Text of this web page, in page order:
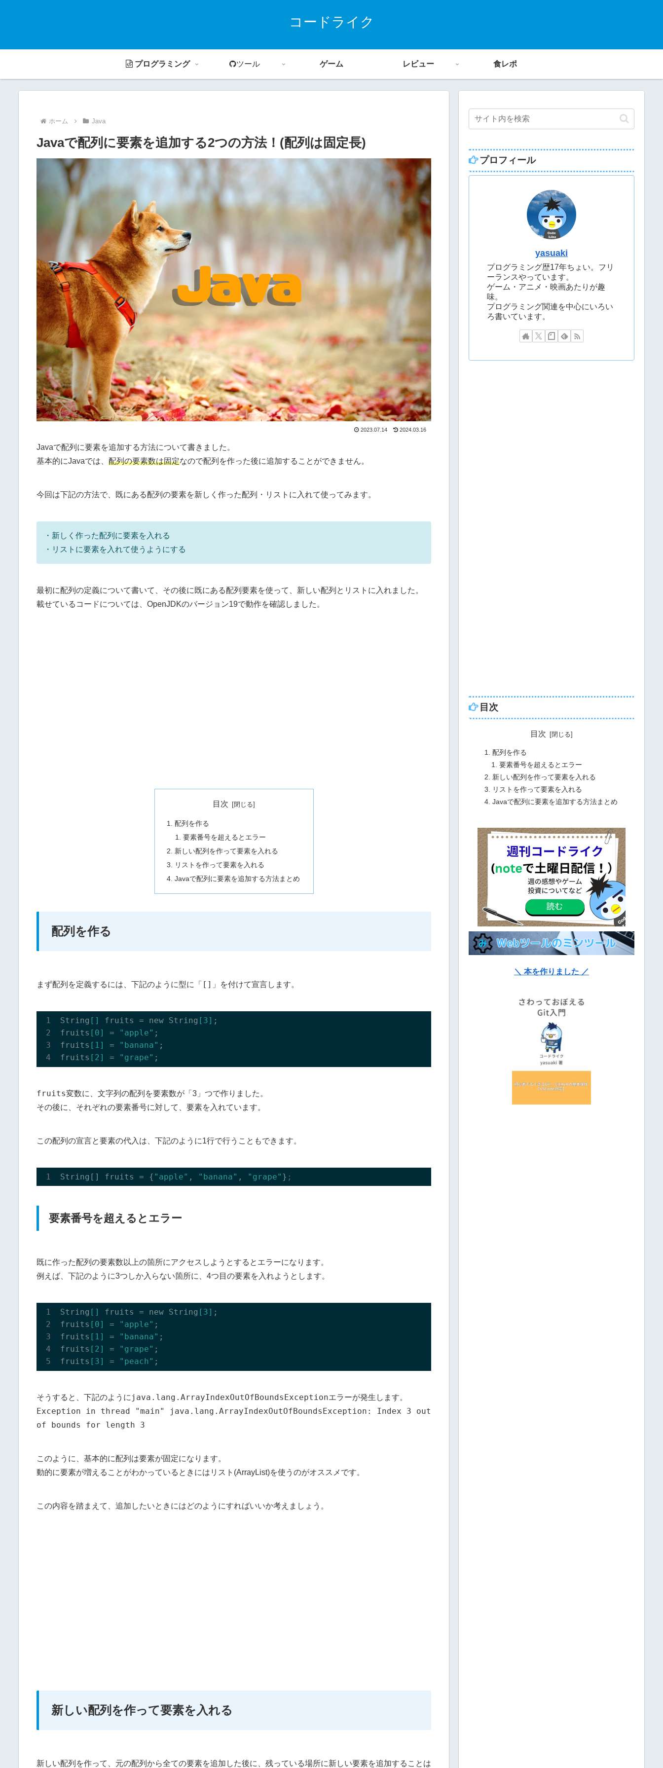
コードライク
プログラミング ツール ゲーム レビュー 食レポ
ホーム Java
Javaで配列に要素を追加する2つの方法！(配列は固定長)
2023.07.14 2024.03.16
Javaで配列に要素を追加する方法について書きました。
基本的にJavaでは、 配列の要素数は固定なので配列を作った後に追加することができません。
今回は下記の方法で、既にある配列の要素を新しく作った配列・リストに入れて使ってみます。
・新しく作った配列に要素を入れる
・リストに要素を入れて使うようにする
最初に配列の定義について書いて、その後に既にある配列要素を使って、新しい配列とリストに入れました。
載せているコードについては、OpenJDKのバージョン19で動作を確認しました。
目次
配列を作る
要素番号を超えるとエラー
新しい配列を作って要素を入れる
リストを作って要素を入れる
Javaで配列に要素を追加する方法まとめ
配列を作る
まず配列を定義するには、下記のように型に「 [] 」を付けて宣言します。
String [] fruits = new String [3] ;
fruits [0] = "apple" ;
fruits [1] = "banana" ;
fruits [2] = "grape"
fruits変数に、文字列の配列を要素数が「3」つで作りました。
その後に、それぞれの要素番号に対して、要素を入れています。
この配列の宣言と要素の代入は、下記のように1行で行うこともできます。
String[] fruits = { "apple" , "banana" , "grape" } ;
要素番号を超えるとエラー
既に作った配列の要素数以上の箇所にアクセスしようとするとエラーになります。
例えば、下記のように3つしか入らない箇所に、4つ目の要素を入れようとします。
String [] fruits = new String [3] ;
fruits [0] = "apple" ;
fruits [1] = "banana" ;
fruits [2] = "grape" ;
fruits [3] = "peach"
そうすると、下記のように java.lang.ArrayIndexOutOfBoundsExceptionエラーが発生します。
Exception in thread "main" java.lang.ArrayIndexOutOfBoundsException: Index 3 out
of bounds for length 3
このように、基本的に配列は要素が固定になります。
動的に要素が増えることがわかっているときにはリスト(ArrayList)を使うのがオススメです。
この内容を踏まえて、追加したいときにはどのようにすればいいか考えましょう。
新しい配列を作って要素を入れる
新しい配列を作って、元の配列から全ての要素を追加した後に、残っている場所に新しい要素を追加することは
プロフィール
yasuaki
プログラミング歴17年ちょい。フリ
ーランスやっています。
ゲーム・アニメ・映画あたりが趣
味。
プログラミング関連を中心にいろい
ろ書いています。
目次
目次
配列を作る
要素番号を超えるとエラー
新しい配列を作って要素を入れる
リストを作って要素を入れる
Javaで配列に要素を追加する方法まとめ
＼ 本を作りました ／